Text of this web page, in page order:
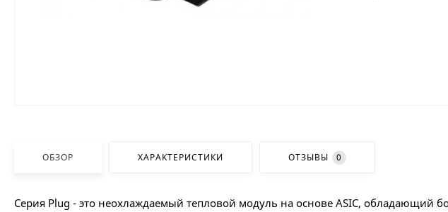
ОБЗОР ХАРАКТЕРИСТИКИ ОТЗЫВЫ 0
Серия Plug - это неохлаждаемый тепловой модуль на основе ASIC,